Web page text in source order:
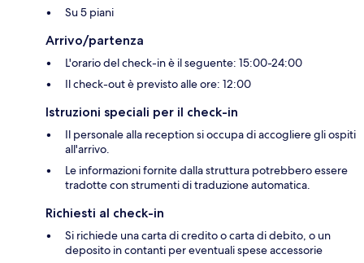
Su 5 piani
Arrivo/partenza
L'orario del check-in è il seguente: 15:00-24:00
Il check-out è previsto alle ore: 12:00
Istruzioni speciali per il check-in
Il personale alla reception si occupa di accogliere gli ospiti
all'arrivo.
Le informazioni fornite dalla struttura potrebbero essere
tradotte con strumenti di traduzione automatica.
Richiesti al check-in
Si richiede una carta di credito o carta di debito, o un
deposito in contanti per eventuali spese accessorie